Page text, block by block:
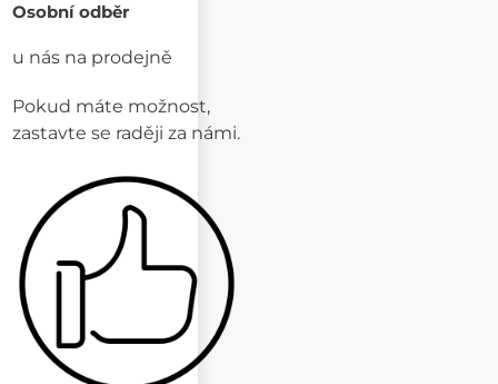
Osobní odběr
u nás na prodejně
Pokud máte možnost,
zastavte se raději za námi.